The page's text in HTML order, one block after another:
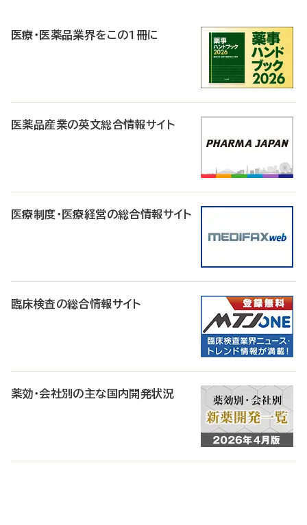
医療・医薬品業界をこの1冊に
医薬品産業の英文総合情報サイト
医療制度・医療経営の総合情報サイト
臨床検査の総合情報サイト
薬効・会社別の主な国内開発状況